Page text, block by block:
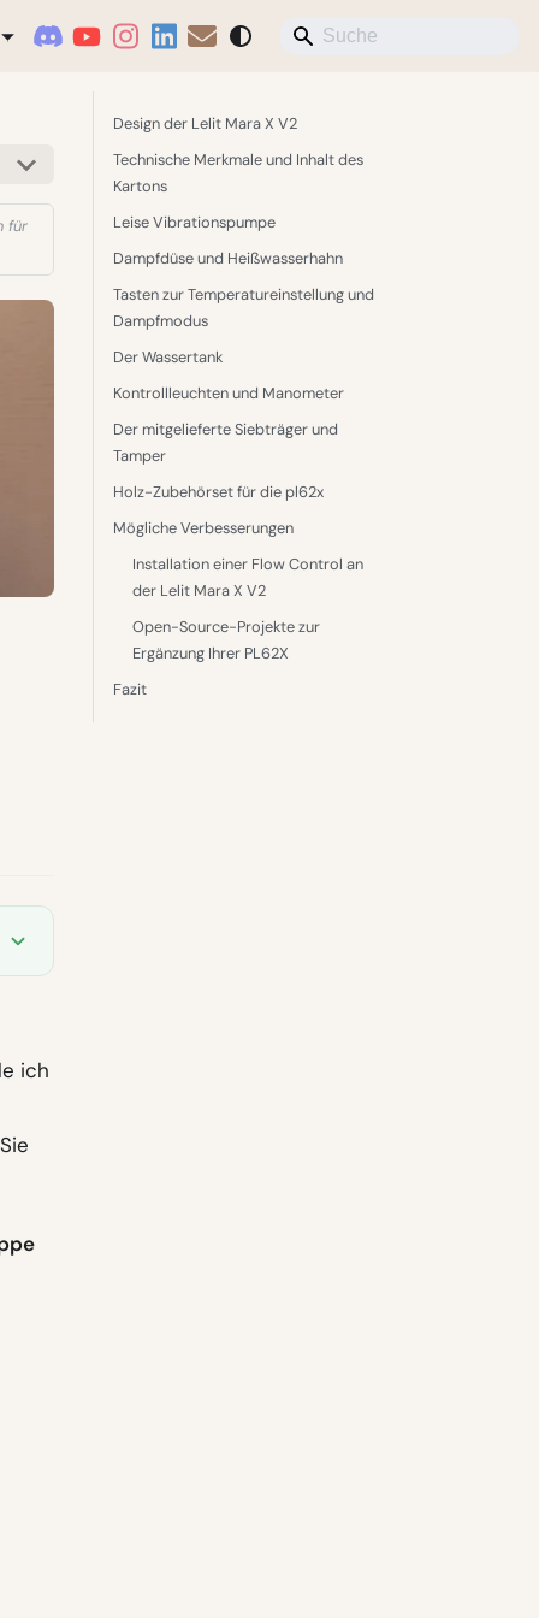
für
ich
Design der Lelit Mara X V2
Technische Merkmale und Inhalt des
Kartons
Leise Vibrationspumpe
Dampfdüse und Heißwasserhahn
Tasten zur Temperatureinstellung und
Dampfmodus
Der Wassertank
Kontrollleuchten und Manometer
Der mitgelieferte Siebträger und
Tamper
Holz-Zubehörset für die pl62x
Mögliche Verbesserungen
Installation einer Flow Control an
der Lelit Mara X V2
Open-Source-Projekte zur
Ergänzung Ihrer PL62X
Fazit